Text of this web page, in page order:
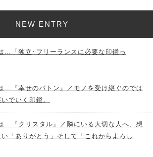
NEW ENTRY
…「独立･フリーランスに必要な印鑑っ
…『幸せのバトン』／モノを受け継ぐのでは
でいく印鑑。
…『クリスタル』／隣にいる大切な人へ、想
「ありがとう」そして「これからよろし